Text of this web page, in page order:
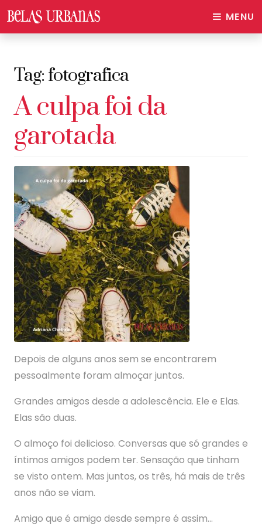
MENU
Tag:fotografica
A culpa foi da
garotada
Depois de alguns anos sem se encontrarem
pessoalmente foram almoçar juntos.
Grandes amigos desde a adolescência. Ele e Elas.
Elas são duas.
O almoço foi delicioso. Conversas que só grandes e
íntimos amigos podem ter. Sensação que tinham
se visto ontem. Mas juntos, os três, há mais de três
anos não se viam.
Amigo que é amigo desde sempre é assim…